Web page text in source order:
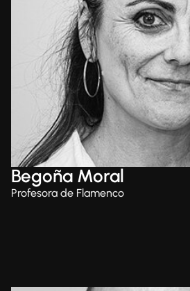
Begoña Moral
Profesora de Flamenco